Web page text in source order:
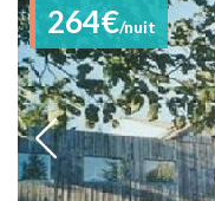
264€/nuit